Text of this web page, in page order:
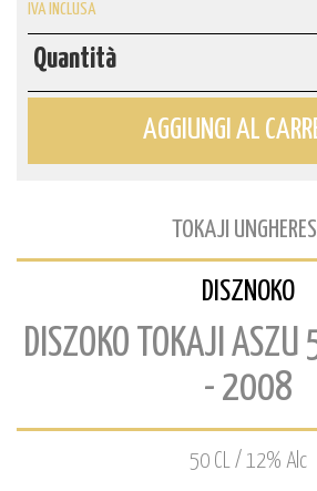
IVA INCLUSA
Quantità
AGGIUNGI AL
TOKAJI
DISZNOKO
DISZOKO TOKAJI ASZU
- 2008
50 CL / 12% Alc